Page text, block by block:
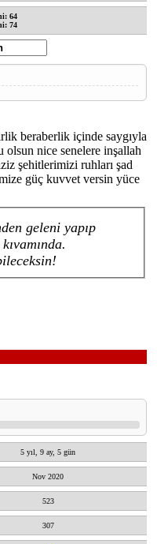
64
74
beraberlik içinde saygıyla
olsun nice senelere inşallah
şehitlerimizi ruhları şad
güç kuvvet versin yüce
geleni yapıp
5 yıl, 9 ay, 5 gün
Nov 2020
523
307